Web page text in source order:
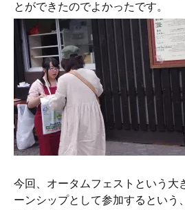
とができたのでよかったです。
今回、オータムフェストという大
ーンシップとして参加するという